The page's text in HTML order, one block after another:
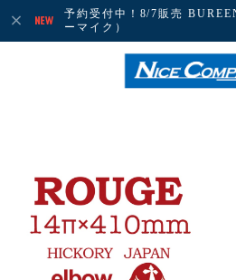
予約受付中！8/7販売
ーマイク）